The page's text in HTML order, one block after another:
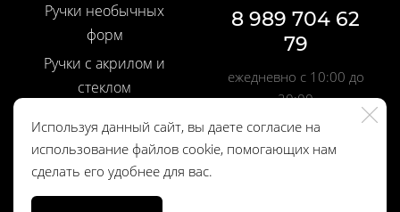
Ручки необычных
форм
Ручки с акрилом и
стеклом
Шелковые кисти
Профильные ручки
Дверные ручки
8 989 704 62
79
ежедневно с 10:00 до
20:00
Политика
Используя данный сайт, вы даете согласие на
использование файлов cookie, помогающих нам
сделать его удобнее для вас.